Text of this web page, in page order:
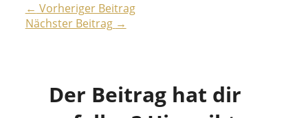
← Vorheriger Beitrag
Nächster Beitrag →
Der Beitrag hat dir